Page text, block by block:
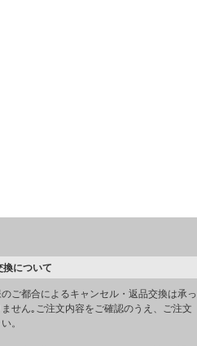
換について
のご都合によるキャンセル・返品交換は承っ
せん｡ご注文内容をご確認のうえ、ご注文
。